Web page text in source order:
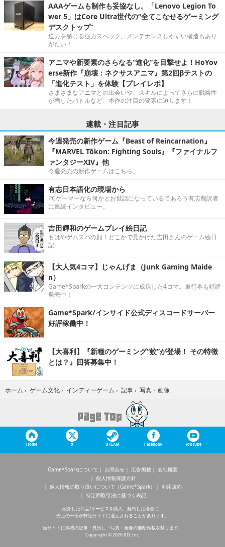
AAAゲームも制作も妥協なし。「Lenovo Legion To
wer 5」はCore Ultra世代の“全てこなせるゲーミング
デスクトップ”
迫力を感じる強力スペック。メンテナンスしやすい構造もあり
がたい！
アニマや新要素のさらなる“進化”を目撃せよ！HoYov
erse新作『崩壊：ネクサスアニマ』第2回βテストの
「進化テスト」を体験【プレイレポ】
さまざまなアニマとの出会いや、スキルによってさらに戦略性
が増したバトルなど、本作の注目の要素に迫ります！
連載・注目記事
今週発売の新作ゲーム『Beast of Reincarnation』
『MARVEL Tōkon: Fighting Souls』『ファイナルフ
ァンタジーXIV』他
今週発売の新作ゲームはこちら。
有志日本語化の現場から
PCゲーマーなら何かとお世話になっているであろう有志翻訳者
に連続インタビュー。
吉田輝和のゲームプレイ絵日記
もはやゲムスパの顔！どこかで見かけた吉田さんのゲーム絵日
記
【大人気4コマ】じゃんげま（Junk Gaming Maide
n）
Game*Sparkの一大コンテンツに成長した4コマ。単行本も好評
発売中！
Game*Spark/インサイド公式ディスコードサーバー
好評稼働中！
【大喜利】『新種のゲーミング“蚊”が登場！ その特徴
とは？』回答募集中！
ホーム › ゲーム文化 › インディーゲーム › 記事 › 写真・画像
Home X STEAM Facebook YouTube
Game*Sparkについて お問合せ 広告掲載
会社概要
個人情報保護方針
個人情報の取り扱いについて（Game*Spark）
利用規約
特定商取引法に基づく表記
紹介した商品/サービスを購入、契約した場合に、
売上の一部が弊社サイトに還元されることがあります。
当サイトに掲載の記事・見出し・写真・画像の無断転載を禁じます。
Copyright © 2026 IID, Inc.